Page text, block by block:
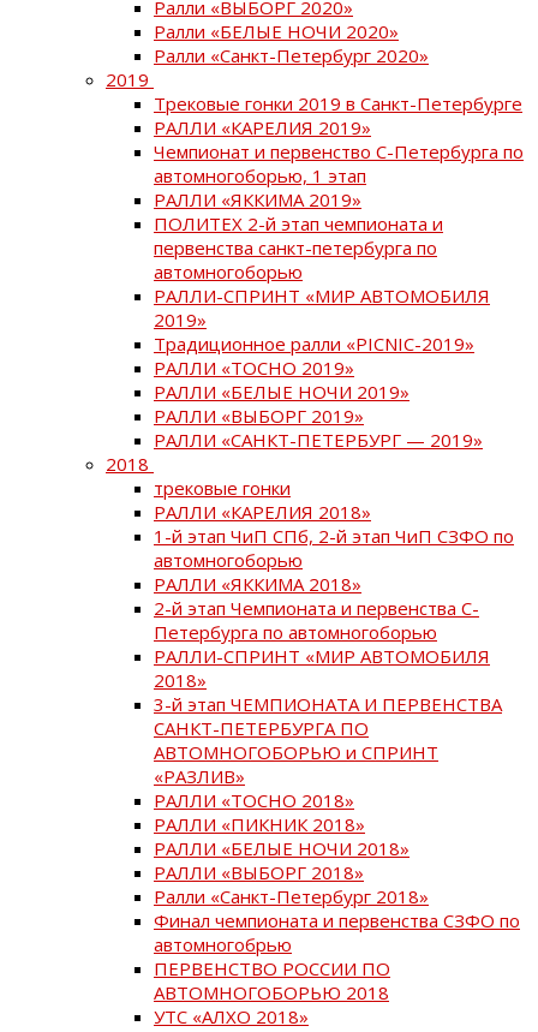
Ралли «ВЫБОРГ 2020»
Ралли «БЕЛЫЕ НОЧИ 2020»
Ралли «Санкт-Петербург 2020»
2019
Трековые гонки 2019 в Санкт-Петербурге
РАЛЛИ «КАРЕЛИЯ 2019»
Чемпионат и первенство С-Петербурга по
автомногоборью, 1 этап
РАЛЛИ «ЯККИМА 2019»
ПОЛИТЕХ 2-й этап чемпионата и
первенства санкт-петербурга по
автомногоборью
РАЛЛИ-СПРИНТ «МИР АВТОМОБИЛЯ
2019»
Традиционное ралли «PICNIC-2019»
РАЛЛИ «ТОСНО 2019»
РАЛЛИ «БЕЛЫЕ НОЧИ 2019»
РАЛЛИ «ВЫБОРГ 2019»
РАЛЛИ «САНКТ-ПЕТЕРБУРГ — 2019»
2018
трековые гонки
РАЛЛИ «КАРЕЛИЯ 2018»
1-й этап ЧиП СПб, 2-й этап ЧиП СЗФО по
автомногоборью
РАЛЛИ «ЯККИМА 2018»
2-й этап Чемпионата и первенства С-
Петербурга по автомногоборью
РАЛЛИ-СПРИНТ «МИР АВТОМОБИЛЯ
2018»
3-й этап ЧЕМПИОНАТА И ПЕРВЕНСТВА
САНКТ-ПЕТЕРБУРГА ПО
АВТОМНОГОБОРЬЮ и СПРИНТ
«РАЗЛИВ»
РАЛЛИ «ТОСНО 2018»
РАЛЛИ «ПИКНИК 2018»
РАЛЛИ «БЕЛЫЕ НОЧИ 2018»
РАЛЛИ «ВЫБОРГ 2018»
Ралли «Санкт-Петербург 2018»
Финал чемпионата и первенства СЗФО по
автомногобрью
ПЕРВЕНСТВО РОССИИ ПО
АВТОМНОГОБОРЬЮ 2018
УТС «АЛХО 2018»